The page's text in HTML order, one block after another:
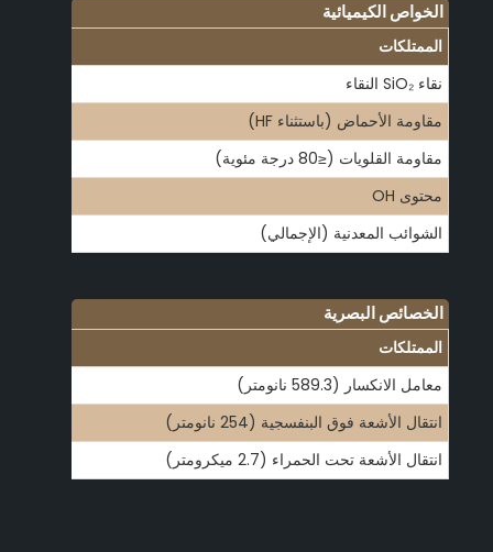
الخواص الكيميائية
الممتلكات
نقاء SiO₂ النقاء
مقاومة الأحماض (باستثناء HF)
مقاومة القلويات (≤80 درجة مئوية)
محتوى OH
الشوائب المعدنية (الإجمالي)
الخصائص البصرية
الممتلكات
معامل الانكسار (589.3 نانومتر)
انتقال الأشعة فوق البنفسجية (254 نانومتر)
انتقال الأشعة تحت الحمراء (2.7 ميكرومتر)